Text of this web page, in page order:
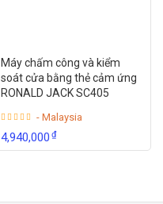
Máy chấm công và kiểm
soát cửa bằng thẻ cảm ứng
RONALD JACK SC405
- Malaysia
4,940,000₫